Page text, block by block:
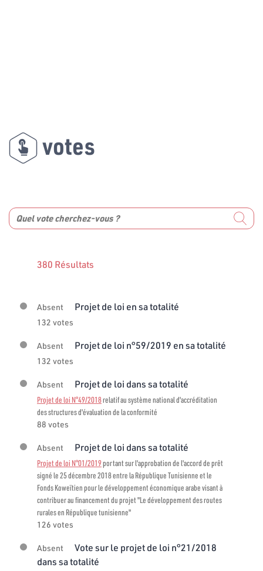
votes
380 Résultats
Absent Projet de loi en sa totalité
132 votes
Absent Projet de loi n°59/2019 en sa totalité
132 votes
Absent Projet de loi dans sa totalité
Projet de loi N°49/2018relatif au système national d'accréditation
des structures d'évaluation de la conformité
88 votes
Absent Projet de loi dans sa totalité
Projet de loi N°01/2019portant sur l'approbation de l'accord de prêt
signé le 25 décembre 2018 entre la République Tunisienne et le
Fonds Koweïtien pour le développement économique arabe visant à
contribuer au financement du projet "Le développement des routes
rurales en République tunisienne"
126 votes
Absent
Vote sur le projet de loi n°21/2018
dans sa totalité